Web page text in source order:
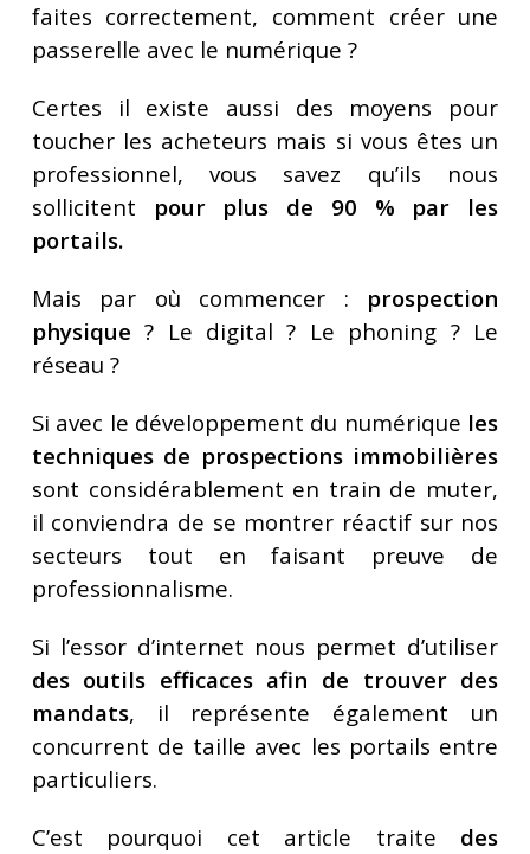
faites correctement, comment créer une
passerelle avec le numérique ?
Certes il existe aussi des moyens pour
toucher les acheteurs mais si vous êtes un
professionnel, vous savez qu’ils nous
sollicitent pour plus de 90 % par les
portails.
Mais par où commencer : prospection
physique? Le digital ? Le phoning ? Le
réseau ?
Si avec le développement du numérique les
techniques de prospections immobilières
sont considérablement en train de muter,
il conviendra de se montrer réactif sur nos
secteurs tout en faisant preuve de
professionnalisme.
Si l’essor d’internet nous permet d’utiliser
des outils efficaces afin de trouver des
mandats, il représente également un
concurrent de taille avec les portails entre
particuliers.
C’est pourquoi cet article traite des